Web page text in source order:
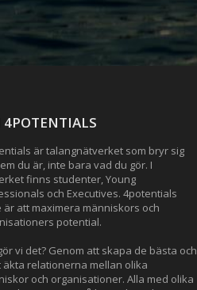
4POTENTIALS
är talangnätverket som bryr sig
du är, inte bara vad du gör. I
finns studenter, Young
och Executives. 4potentials
är att maximera människors och
potential.
vi det? Genom att skapa de bästa och
äkta relationerna mellan olika
och organisationer. Alla med olika